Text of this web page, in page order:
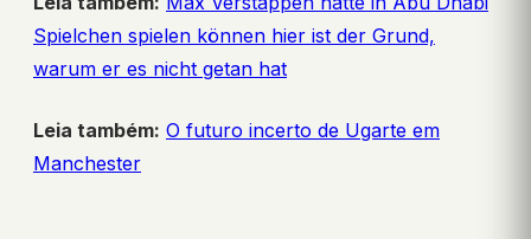
Spielchen spielen können hier ist der Grund,
warum er es nicht getan hat
Leia também: O futuro incerto de Ugarte em
Manchester